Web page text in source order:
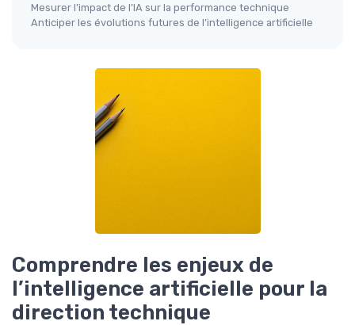
Mesurer l’impact de l’IA sur la performance technique
Anticiper les évolutions futures de l’intelligence artificielle
Comprendre les enjeux de
l’intelligence artificielle pour la
direction technique